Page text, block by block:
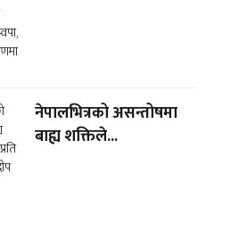
नेपालभित्रको असन्तोषमा
बाह्य शक्तिले...